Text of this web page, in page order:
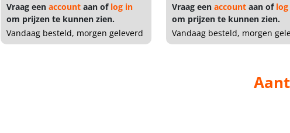
Vraag een accountaan of log in
om prijzen te kunnen zien.
Vandaag besteld, morgen geleverd
Vraag eenaccount aan of
om prijzen te kunnen zien.
Vandaag besteld, morgen